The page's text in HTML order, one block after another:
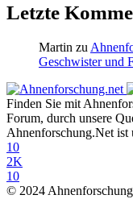
Letzte
Martin zu
Geschwister und
Finden Sie mit
Forum, durch unsere
Ahnenforschung.Net ist
10
2K
10
© 2024